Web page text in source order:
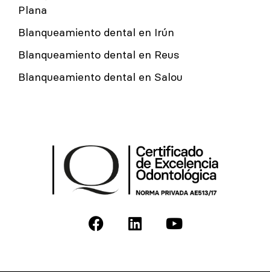
Plana
Blanqueamiento dental en Irún
Blanqueamiento dental en Reus
Blanqueamiento dental en Salou